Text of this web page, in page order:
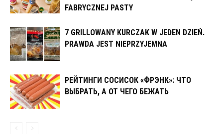
FABRYCZNEJ PASTY
7 GRILLOWANY KURCZAK W JEDEN DZIEŃ.
PRAWDA JEST NIEPRZYJEMNA
РЕЙТИНГИ СОСИСОК «ФРЭНК»: ЧТО
ВЫБРАТЬ, А ОТ ЧЕГО БЕЖАТЬ